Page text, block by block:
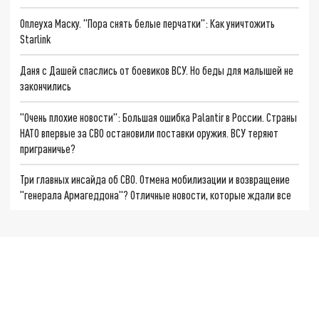
Оплеуха Маску. "Пора снять белые перчатки": Как уничтожить
Starlink
Даня с Дашей спаслись от боевиков ВСУ. Но беды для малышей не
закончились
"Очень плохие новости": Большая ошибка Palantir в России. Страны
НАТО впервые за СВО остановили поставки оружия. ВСУ теряют
приграничье?
Три главных инсайда об СВО. Отмена мобилизации и возвращение
"генерала Армагеддона"? Отличные новости, которые ждали все